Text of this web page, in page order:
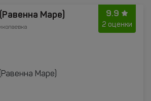
9.9
2 оценки
Маре)